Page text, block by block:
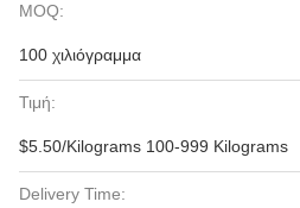
MOQ:
100 χιλιόγραμμα
Τιμή:
$5.50/Kilograms 100-999 Kilograms
Delivery Time: